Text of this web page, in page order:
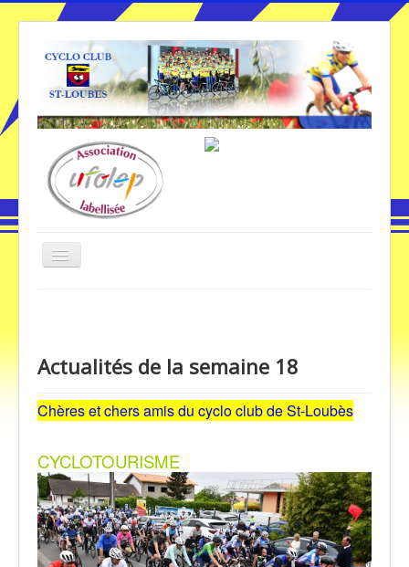
Basculer
la
Vidéos
Traversée des Pyrénées 2021
Actualités de la semaine 18
Chères et chers amis du cyclo club de St-Loubès
CYCLOTOURISME